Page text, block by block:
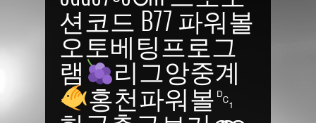
션코드 B77 파워볼
오토베팅프로그
램 리그앙중계
홍천파워볼␑